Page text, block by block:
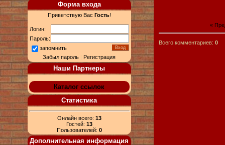
Форма входа
Приветствую Вас Гость!
Логин:
Пароль:
запомнить
Забыл пароль |Регистрация
Наши Партнеры
Каталог ссылок
Статистика
Онлайн всего: 13
Гостей: 13
Пользователей: 0
Дополнительная информация
«
Всего комментариев: 0